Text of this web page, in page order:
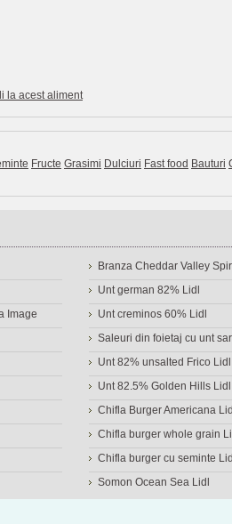
la acest aliment
Fructe Grasimi Dulciuri Fast food Bauturi
Image
Branza Cheddar Valley
Unt german 82% Lidl
Unt creminos 60% Lidl
Saleuri din foietaj cu unt
Unt 82% unsalted Frico Lidl
Unt 82.5% Golden Hills Lidl
Chifla Burger Americana Lidl
Chifla burger whole grain
Chifla burger cu seminte Lidl
Somon Ocean Sea Lidl